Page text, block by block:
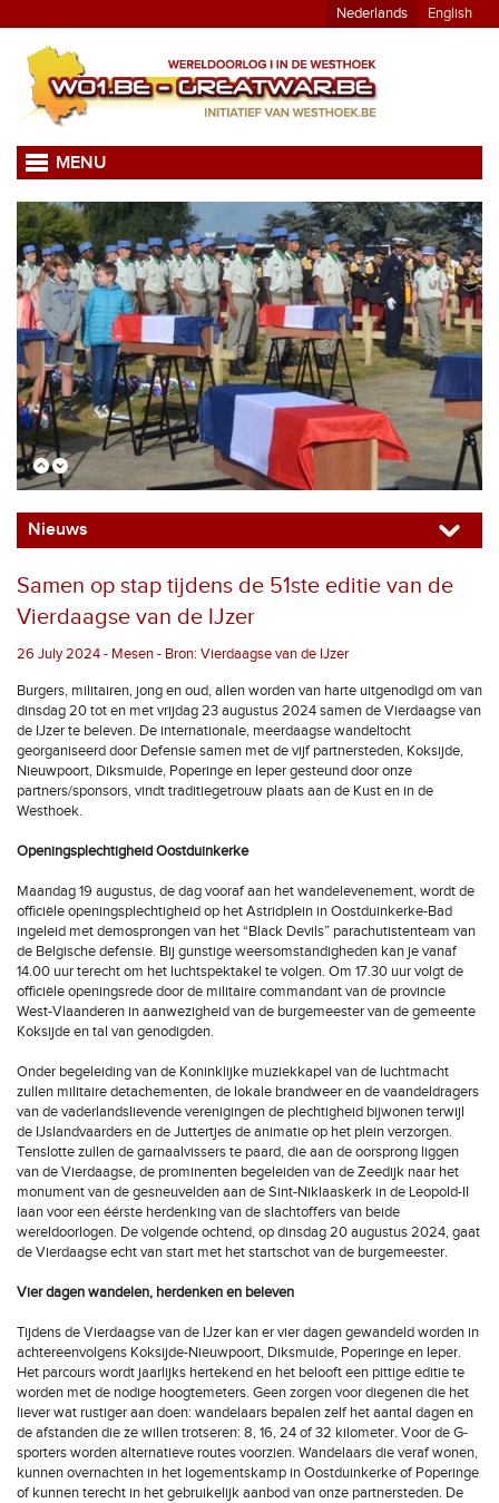
Nederlands English
MENU
Nieuws
Samen op stap tijdens de 51ste editie van de
Vierdaagse van de IJzer
26 July 2024 - Mesen - Bron: Vierdaagse van de IJzer
Burgers, militairen, jong en oud, allen worden van harte uitgenodigd om van
dinsdag 20 tot en met vrijdag 23 augustus 2024 samen de Vierdaagse van
de IJzer te beleven. De internationale, meerdaagse wandeltocht
georganiseerd door Defensie samen met de vijf partnersteden, Koksijde,
Nieuwpoort, Diksmuide, Poperinge en Ieper gesteund door onze
partners/sponsors, vindt traditiegetrouw plaats aan de Kust en in de
Westhoek.
Openingsplechtigheid Oostduinkerke
Maandag 19 augustus, de dag vooraf aan het wandelevenement, wordt de
officiële openingsplechtigheid op het Astridplein in Oostduinkerke-Bad
ingeleid met demosprongen van het “Black Devils” parachutistenteam van
de Belgische defensie. Bij gunstige weersomstandigheden kan je vanaf
14.00 uur terecht om het luchtspektakel te volgen. Om 17.30 uur volgt de
officiële openingsrede door de militaire commandant van de provincie
West-Vlaanderen in aanwezigheid van de burgemeester van de gemeente
Koksijde en tal van genodigden.
Onder begeleiding van de Koninklijke muziekkapel van de luchtmacht
zullen militaire detachementen, de lokale brandweer en de vaandeldragers
van de vaderlandslievende verenigingen de plechtigheid bijwonen terwijl
de IJslandvaarders en de Juttertjes de animatie op het plein verzorgen.
Tenslotte zullen de garnaalvissers te paard, die aan de oorsprong liggen
van de Vierdaagse, de prominenten begeleiden van de Zeedijk naar het
monument van de gesneuvelden aan de Sint-Niklaaskerk in de Leopold-II
laan voor een éérste herdenking van de slachtoffers van beide
wereldoorlogen. De volgende ochtend, op dinsdag 20 augustus 2024, gaat
de Vierdaagse echt van start met het startschot van de burgemeester.
Vier dagen wandelen, herdenken en beleven
Tijdens de Vierdaagse van de IJzer kan er vier dagen gewandeld worden in
achtereenvolgens Koksijde-Nieuwpoort, Diksmuide, Poperinge en Ieper.
Het parcours wordt jaarlijks hertekend en het belooft een pittige editie te
worden met de nodige hoogtemeters. Geen zorgen voor diegenen die het
liever wat rustiger aan doen: wandelaars bepalen zelf het aantal dagen en
de afstanden die ze willen trotseren: 8, 16, 24 of 32 kilometer. Voor de G-
sporters worden alternatieve routes voorzien. Wandelaars die veraf wonen,
kunnen overnachten in het logementskamp in Oostduinkerke of Poperinge
of kunnen terecht in het gebruikelijk aanbod van onze partnersteden. De